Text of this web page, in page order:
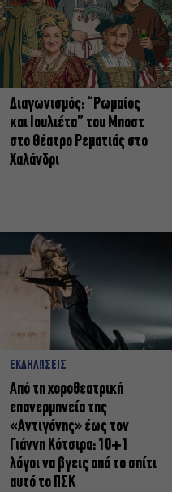
Διαγωνισμός: “Ρωμαίος
και Ιουλιέτα” του Μποστ
στο Θέατρο Ρεματιάς στο
Χαλάνδρι
ΕΚΔΗΛΩΣΕΙΣ
Από τη χοροθεατρική
επανερμηνεία της
«Αντιγόνης» έως τον
Γιάννη Κότσιρα: 10+1
λόγοι να βγεις από το σπίτι
αυτό το ΠΣΚ